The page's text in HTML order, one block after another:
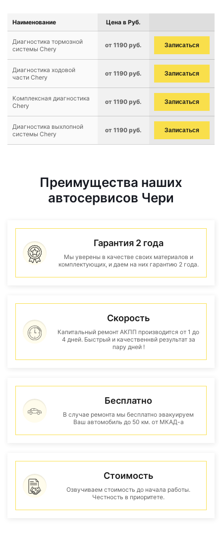
Наименование Цена в Руб.
Диагностика тормозной
системы Chery
от 1190 руб. Записаться
Диагностика ходовой
части Chery
от 1190 руб. Записаться
Комплексная диагностика
Chery
от 1190 руб. Записаться
Диагностика выхлопной
системы Chery
от 1190 руб. Записаться
Преимущества наших
автосервисов Чери
Гарантия 2 года
Мы уверены в качестве своих материалов и
комплектующих, и даем на них гарантию 2 года.
Скорость
Капитальный ремонт АКПП производится от 1 до
4 дней. Быстрый и качественнвй результат за
пару дней !
Бесплатно
В случае ремонта мы бесплатно эвакуируем
Ваш автомобиль до 50 км. от МКАД-а
Стоимость
Озвучиваем стоимость до начала работы.
Честность в приоритете.